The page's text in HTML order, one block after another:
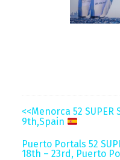
<<Menorca 52 SUPER
9th,Spain
Puerto Portals 52
18th – 23rd, Puerto